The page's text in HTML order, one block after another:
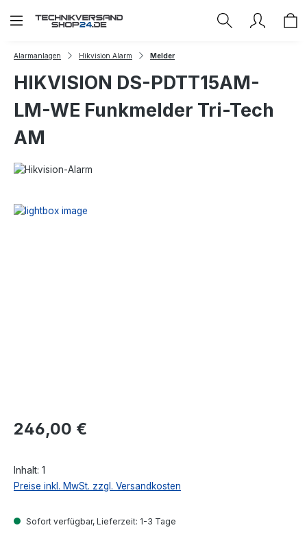
Zum Hauptinhalt springen
Alarmanlagen Hikvision Alarm Melder
HIKVISION DS-PDTT15AM-
LM-WE Funkmelder Tri-Tech
AM
Regulärer Preis:
246,00 €
Inhalt: 1
Preise inkl. MwSt. zzgl. Versandkosten
Sofort verfügbar, Lieferzeit: 1-3 Tage